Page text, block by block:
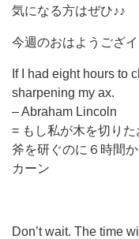
気になる方はぜひ♪♪
今週のおはようござ
If I had eight hours to
sharpening my ax.
– Abraham Lincoln
= もし私が木を切りた
斧を研ぐのに６時間
カーン
Don’t wait. The time